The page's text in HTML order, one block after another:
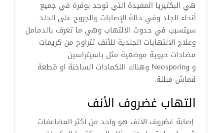
هي البكتيريا المفيدة التي توجد بوفرة في جميع
أنحاء الجلد وفي حالة الإصابات والجروح على الجلد
سيتسبب في حدوث الالتهاب وهي ما تعرف بالدمامل
وعلاج الالتهابات الجلدية للأنف تتراوح من كريمات
مضادات حيوية موضعية مثل باسيتراسين
و وNeosporin وهناك اللكمادات الساخنة او قطعة
قماش مبللة.
التهاب غضروف الأنف
إصابة غضروف الأنف هو واحد من أكثر المضاعفات